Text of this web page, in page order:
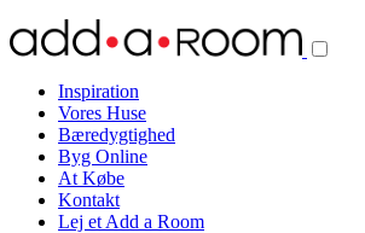
Inspiration
Vores Huse
Bæredygtighed
Byg Online
At Købe
Kontakt
Lej et Add a Room